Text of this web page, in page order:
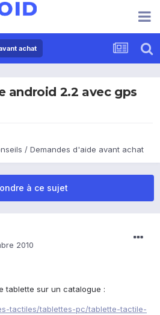
achat
android 2.2 avec gps
/ Demandes d'aide avant achat
à ce sujet
2010
tablette sur un catalogue :
tactiles/tablettes-pc/tablette-tactile-